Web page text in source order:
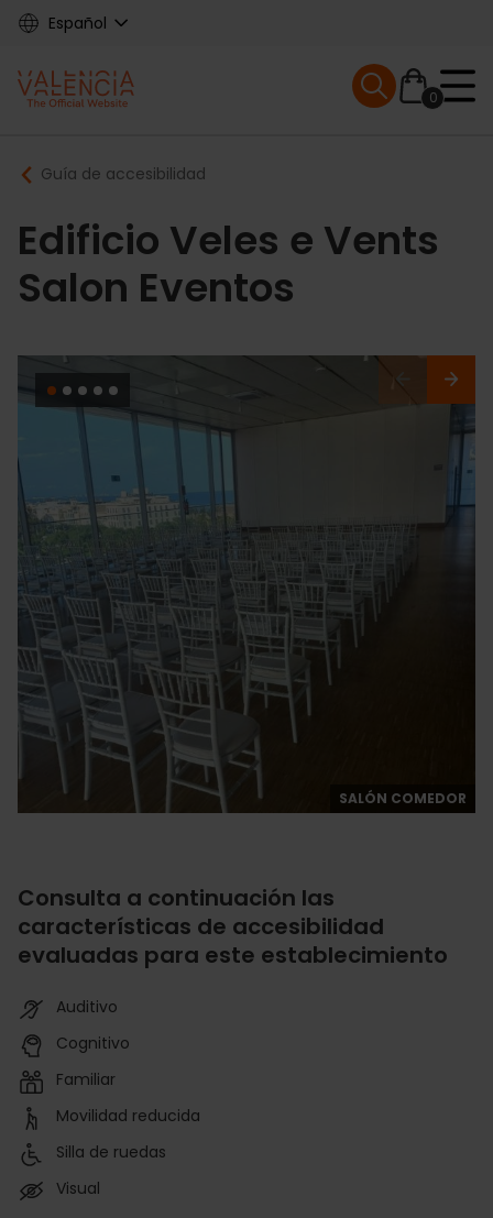
Skip
content
Español
Main
navigation
0
Mobile menu
Breadcrumb
Guía de accesibilidad
Edificio Veles e Vents
Salon Eventos
SALÓN COMEDOR
Consulta a continuación las
características de accesibilidad
evaluadas para este establecimiento
Auditivo
Cognitivo
Familiar
Movilidad reducida
Silla de ruedas
Visual